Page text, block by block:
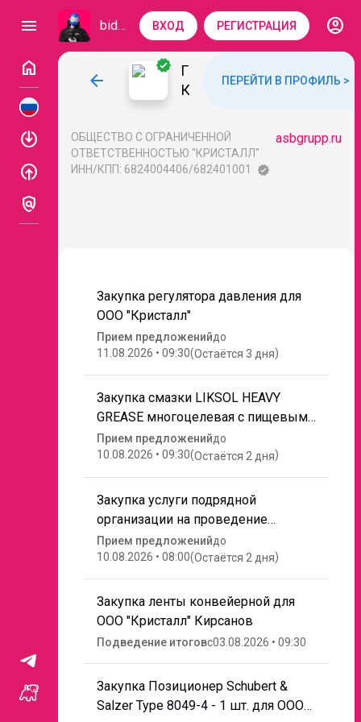
menu bidzaar ВХОД РЕГИСТРАЦИЯ
account_circle
home
enable
enable
policy
arrow_back
verified
Г
К
С
Б
ПЕРЕЙТИ В ПРОФИЛЬ >
ОБЩЕСТВО С ОГРАНИЧЕННОЙ
ОТВЕТСТВЕННОСТЬЮ "КРИСТАЛЛ"
ИНН/КПП: 6824004406/682401001
verified
asbgrupp.ru
Закупка регулятора давления для
ООО "Кристалл"
Прием предложенийдо
11.08.2026 • 09:30(Остаётся 3 дня)
Закупка смазки LIKSOL HEAVY
GREASE многоцелевая с пищевым
допуском Н1 для ООО "Кристалл"
Кирсанов
Прием предложенийдо
10.08.2026 • 09:30(Остаётся 2 дня)
Закупка услуги подрядной
организации на проведение
погрузочно-разгрузочных работ ГП
(сахар- мешок 50кг.)
Прием предложенийдо
10.08.2026 • 08:00(Остаётся 2 дня)
Закупка ленты конвейерной для
ООО "Кристалл" Кирсанов
Подведение итоговс03.08.2026 • 09:30
Закупка Позиционер Schubert &
Salzer Type 8049-4 - 1 шт. для ООО